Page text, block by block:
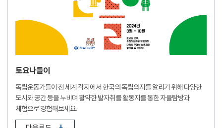
토요나들이
독립운동가들이 전 세계 각지에서 한국의 독립의지를 알리기 위해 다양한
도시와 공간 등을 누비며 활약한 발자취를 활동지를 통한 자율탐방과
체험으로 경험해보세요.